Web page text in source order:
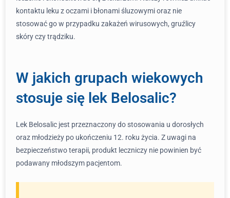
kontaktu leku z oczami i błonami śluzowymi oraz nie
stosować go w przypadku zakażeń wirusowych, gruźlicy
skóry czy trądziku.
W jakich grupach wiekowych
stosuje się lek Belosalic?
Lek Belosalic jest przeznaczony do stosowania u dorosłych
oraz młodzieży po ukończeniu 12. roku życia. Z uwagi na
bezpieczeństwo terapii, produkt leczniczy nie powinien być
podawany młodszym pacjentom.